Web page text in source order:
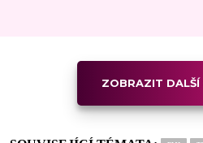
ZOBRAZIT DALŠÍ